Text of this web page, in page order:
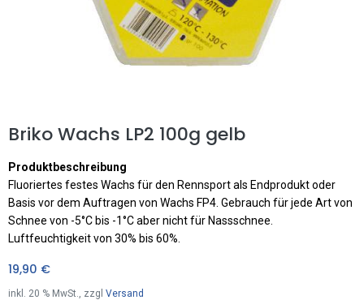
Briko Wachs LP2 100g gelb
Produktbeschreibung
Fluoriertes festes Wachs für den Rennsport als Endprodukt oder
Basis vor dem Auftragen von Wachs FP4. Gebrauch für jede Art von
Schnee von -5°C bis -1°C aber nicht für Nassschnee.
Luftfeuchtigkeit von 30% bis 60%.
19,90 €
inkl. 20 % MwSt., zzgl Versand